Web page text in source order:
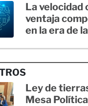
La velocidad
ventaja
en la era de
Ley de
Mesa Política